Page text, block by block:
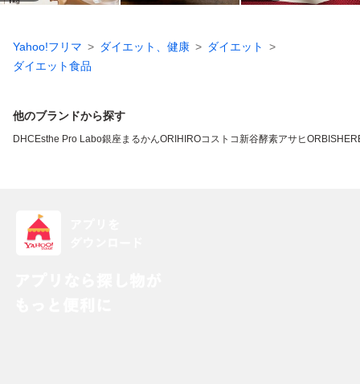
Yahoo!フリマ ダイエット、健康
ダイエット
ダイエット食品
他のブランドから探す
DHC Esthe Pro Labo銀座まるかんORIHIROコストコ新谷酵素アサヒORBIS